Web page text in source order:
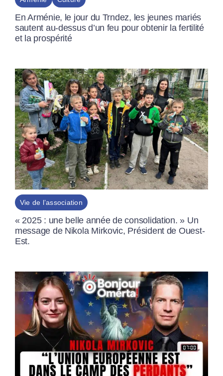
En Arménie, le jour du Trndez, les jeunes mariés
sautent au-dessus d’un feu pour obtenir la fertilité
et la prospérité
Vie de l’association
« 2025 : une belle année de consolidation. » Un
message de Nikola Mirkovic, Président de Ouest-
Est.